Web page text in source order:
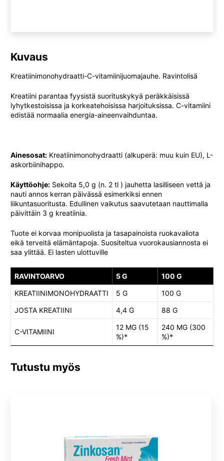
Kuvaus
Kreatiinimonohydraatti-C-vitamiinijuomajauhe. Ravintolisä
Kreatiini parantaa fyysistä suorituskykyä peräkkäisissä
lyhytkestoisissa ja korkeatehoisissa harjoituksissa. C-vitamiini
edistää normaalia energia-aineenvaihduntaa.
Ainesosat: Kreatiinimonohydraatti (alkuperä: muu kuin EU), L-
askorbiinihappo.
Käyttöohje: Sekoita 5,0 g (n. 2 tl ) jauhetta lasilliseen vettä ja
nauti annos kerran päivässä esimerkiksi ennen
liikuntasuoritusta. Edullinen vaikutus saavutetaan nauttimalla
päivittäin 3 g kreatiinia.
Tuote ei korvaa monipuolista ja tasapainoista ruokavaliota
eikä terveitä elämäntapoja. Suositeltua vuorokausiannosta ei
saa ylittää. Ei lasten ulottuville
RAVINTOARVO 5 G
100 G
KREATIINIMONOHYDRAATTI
5 G
100 G
JOSTA KREATIINI
4,4 G 88 G
C-VITAMIINI
12 MG (15
%)*
240 MG (300
%)*
Tutustu myös